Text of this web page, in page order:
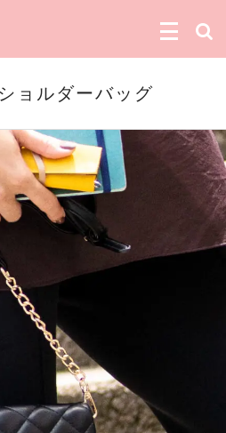
ョルダーバッグ